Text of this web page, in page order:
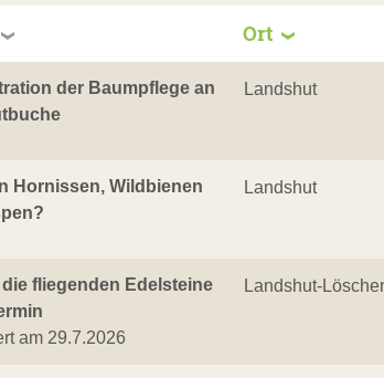
Ort
der Baumpflege an
Landshut
Hornissen, Wildbienen
Landshut
die fliegenden Edelsteine
am 29.7.2026
Landshut-